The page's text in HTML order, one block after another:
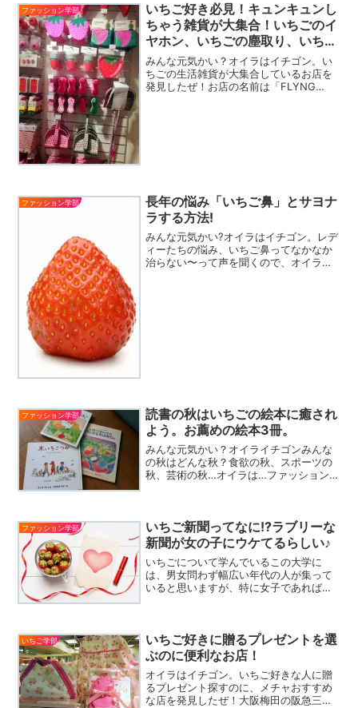
ファッション学部
いちご好き必見！キュンキュンし
ちゃう雑貨が大集合！いちごのイ
ヤホン、いちごの塵取り、いちご
のケーキスタンドなど、どれもお
手頃な価格なのがうれしい！
みんな元気かい？オイラはイチゴン。い
ちごの生活雑貨が大集合しているお店を
発見したぜ！お店の名前は「FLYNG
ファッション学部
長年の悩み「いちご鼻」とサヨナ
ラする方法!
みんな元気かい?オイラはイチゴン。レデ
ィーたちの悩み、いちご鼻ってなかなか
治らない〜って声を聞くので、オイラが
ファッション学部
読書の秋はいちごの絵本に癒され
よう。お薦めの絵本3冊。
みんな元気かい？オイライチゴンみんな
の秋はどんな秋？食欲の秋、スポーツの
秋、芸術の秋…オイラは…ファッションの
“Picture b...
ファッション学部
いちご新聞ってなに!?ラブリーな
新聞が女の子にウケてるらしい♪
いちごについて学んでいるこの大学に
は、男女問わず幅広い年代の人が集って
いると思いますが、特に女子であれば一
じゃそら?いちごの特...
いちご学部
いちご好きに贈るプレゼントを選
ぶのに便利なお店！
オイラはイチゴン。いちご好きな人に贈
るプレゼント探すのに、メチャおすすめ
な店を発見したぜ！大阪梅田の阪急三番